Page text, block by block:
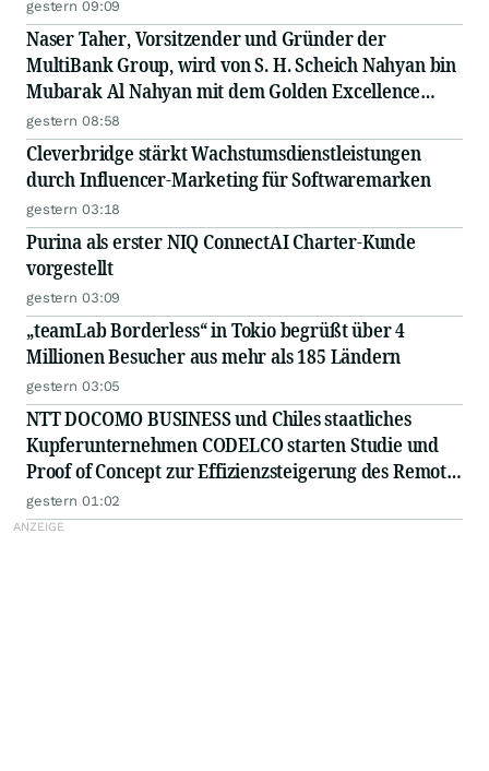
gestern 09:09
Naser Taher, Vorsitzender und Gründer der
MultiBank Group, wird von S. H. Scheich Nahyan bin
Mubarak Al Nahyan mit dem Golden Excellence
Award für herausragende Leistungen in den
Bereichen FinTech, digitale Vermögenswerte und
Blockchain ausgezeichnet
gestern 08:58
Cleverbridge stärkt Wachstumsdienstleistungen
durch Influencer-Marketing für Softwaremarken
gestern 03:18
Purina als erster NIQ ConnectAI Charter-Kunde
vorgestellt
gestern 03:09
„teamLab Borderless“ in Tokio begrüßt über 4
Millionen Besucher aus mehr als 185 Ländern
gestern 03:05
NTT DOCOMO BUSINESS und Chiles staatliches
Kupferunternehmen CODELCO starten Studie und
Proof of Concept zur Effizienzsteigerung des Remote-
Betriebs von Kupferminen mittels IOWN APN
gestern 01:02